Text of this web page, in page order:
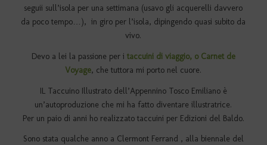
seguii sull’isola per una settimana (usavo gli acquerelli davvero
da poco tempo…), in giro per l’isola, dipingendo quasi subito da
vivo.
Devo a lei la passione per i taccuini di viaggio, o Carnet de
Voyage, che tuttora mi porto nel cuore.
IL Taccuino Illustrato dell’Appennino Tosco Emiliano è
un’autoproduzione che mi ha fatto diventare illustratrice.
Per un paio di anni ho realizzato taccuini per Edizioni del Baldo.
Sono stata qualche anno a Clermont Ferrand , alla biennale del